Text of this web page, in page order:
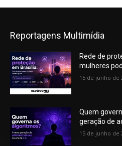
Reportagens Multimídia
Rede de
mulheres
15 de junho de
Quem
geração de
15 de junho de